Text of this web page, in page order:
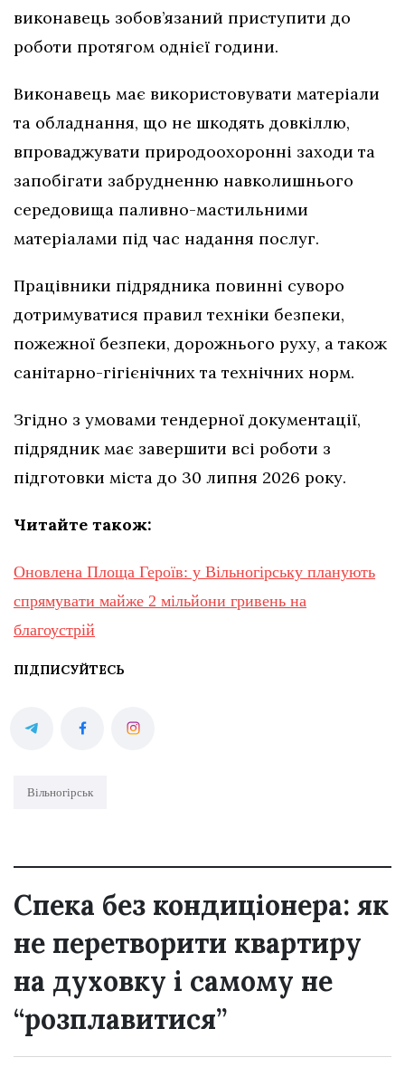
виконавець зобов’язаний приступити до
роботи протягом однієї години.
Виконавець має використовувати матеріали
та обладнання, що не шкодять довкіллю,
впроваджувати природоохоронні заходи та
запобігати забрудненню навколишнього
середовища паливно-мастильними
матеріалами під час надання послуг.
Працівники підрядника повинні суворо
дотримуватися правил техніки безпеки,
пожежної безпеки, дорожнього руху, а також
санітарно-гігієнічних та технічних норм.
Згідно з умовами тендерної документації,
підрядник має завершити всі роботи з
підготовки міста до 30 липня 2026 року.
Читайте також:
Оновлена Площа Героїв: у Вільногірську планують
спрямувати майже 2 мільйони гривень на
благоустрій
ПІДПИСУЙТЕСЬ
Вільногірськ
Спека без кондиціонера: як
не перетворити квартиру
на духовку і самому не
“розплавитися”